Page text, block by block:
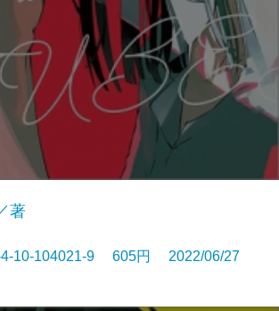
著
10-104021-9 605円 2022/06/27